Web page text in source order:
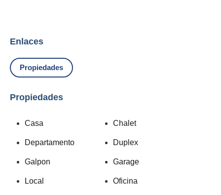
Enlaces
Propiedades
Propiedades
Casa Chalet
Departamento Duplex
Galpon Garage
Local Oficina